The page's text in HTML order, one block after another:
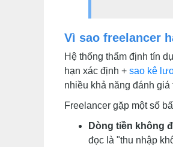
Vì sao freelancer
Hệ thống thẩm định tín
hạn xác định + sao kê
nhiều khả năng đánh
Freelancer gặp một số
Dòng tiền không
đọc là "thu nhập